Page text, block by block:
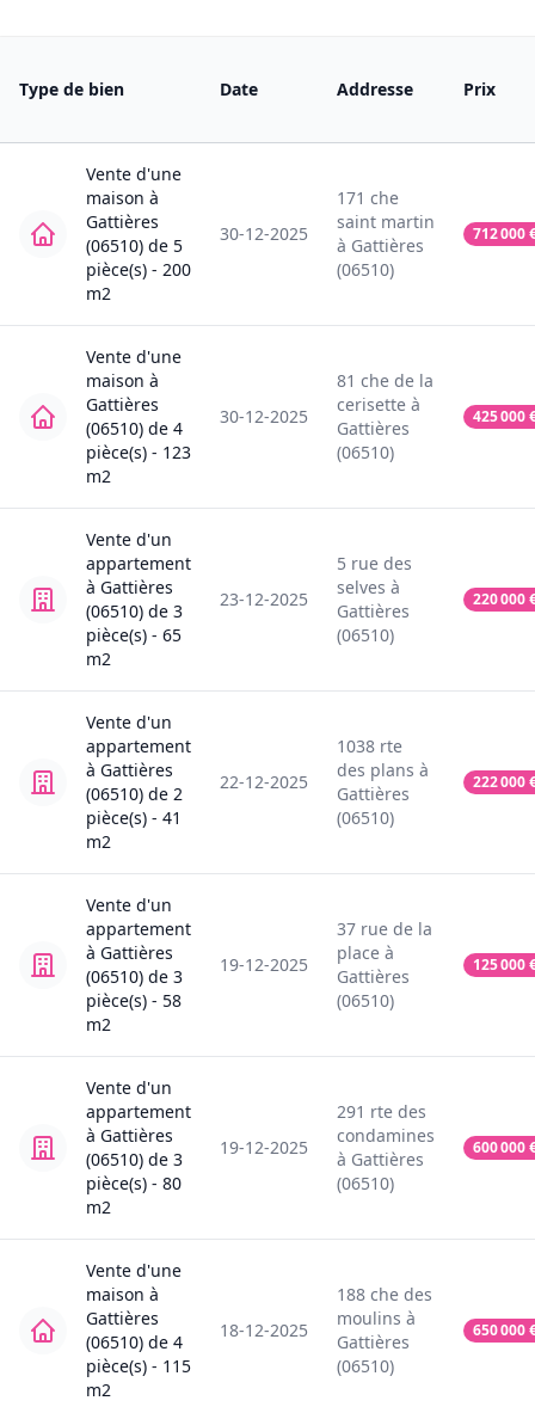
Type de bien Date Addresse Prix
Vente d'une
maison à
Gattières
(06510) de 5
pièce(s) - 200
m2
30-12-2025
171 che
saint martin
à Gattières
(06510)
712 000
Vente d'une
maison à
Gattières
(06510) de 4
pièce(s) - 123
m2
30-12-2025
81 che de la
cerisette à
Gattières
(06510)
425 000
Vente d'un
appartement
à Gattières
(06510) de 3
pièce(s) - 65
m2
23-12-2025
5 rue des
selves à
Gattières
(06510)
220 000
Vente d'un
appartement
à Gattières
(06510) de 2
pièce(s) - 41
m2
22-12-2025
1038 rte
des plans à
Gattières
(06510)
222 000
Vente d'un
appartement
à Gattières
(06510) de 3
pièce(s) - 58
m2
19-12-2025
37 rue de la
place à
Gattières
(06510)
125 000
Vente d'un
appartement
à Gattières
(06510) de 3
pièce(s) - 80
m2
19-12-2025
291 rte des
condamines
à Gattières
(06510)
600 000
Vente d'une
maison à
Gattières
(06510) de 4
pièce(s) - 115
m2
18-12-2025
188 che des
moulins à
Gattières
(06510)
650 000